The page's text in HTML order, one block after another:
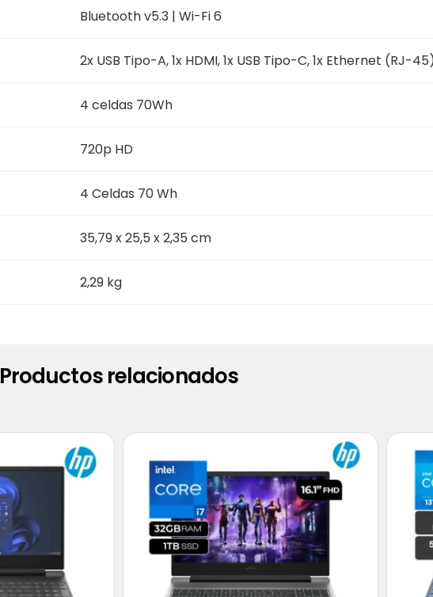
Bluetooth v5.3 | Wi-Fi 6
2x USB Tipo-A, 1x HDMI, 1x USB Tipo-C, 1x Ethernet (RJ-
4 celdas 70Wh
720p HD
4 Celdas 70 Wh
35,79 x 25,5 x 2,35 cm
2,29 kg
Productos relacionados